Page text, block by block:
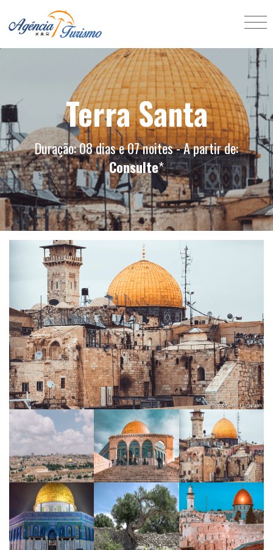
Terra Santa
Duração: 08 dias e 07 noites - A partir de:
Consulte*